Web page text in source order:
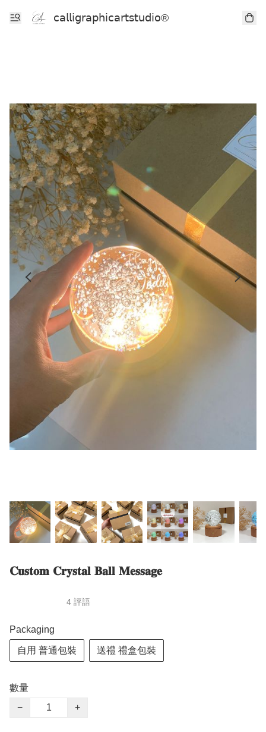
𝖼𝖺𝗅𝗅𝗂𝗀𝗋𝖺𝗉𝗁𝗂𝖼𝖺𝗋𝗍𝗌𝗍𝗎𝖽𝗂𝗈®
𝐂𝐮𝐬𝐭𝐨𝐦 𝐂𝐫𝐲𝐬𝐭𝐚𝐥 𝐁𝐚𝐥𝐥 𝐌𝐞𝐬𝐬𝐚𝐠𝐞
4 評語
Packaging
自用 普通包裝 送禮 禮盒包裝
數量
−
+